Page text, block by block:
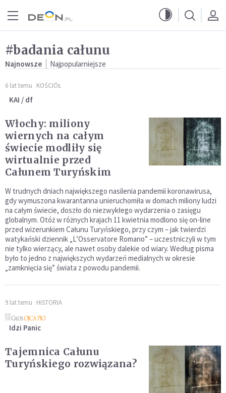
#badania całunu
Najnowsze Najpopularniejsze
6 lat temu KOŚCIÓŁ
KAI / df
Włochy: miliony
wiernych na całym
świecie modliły się
wirtualnie przed
Całunem Turyńskim
W trudnych dniach największego nasilenia pandemii koronawirusa,
gdy wymuszona kwarantanna unieruchomiła w domach miliony ludzi
na całym świecie, doszło do niezwykłego wydarzenia o zasięgu
globalnym. Otóż w różnych krajach 11 kwietnia modlono się on-line
przed wizerunkiem Całunu Turyńskiego, przy czym – jak twierdzi
watykański dziennik „L’Osservatore Romano” – uczestniczyli w tym
nie tylko wierzący, ale nawet osoby dalekie od wiary. Według pisma
było to jedno z największych wydarzeń medialnych w okresie
„zamknięcia się” świata z powodu pandemii.
9 lat temu HISTORIA
Idzi Panic
Tajemnica Całunu
Turyńskiego rozwiązana?